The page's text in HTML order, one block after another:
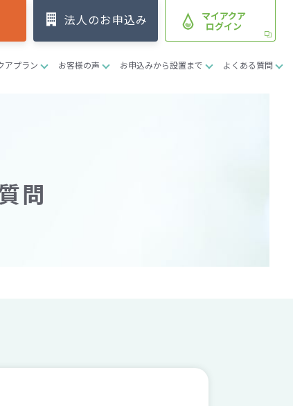
法人のお申込み マイアクア
ログイン
アプラン お客様の声 お申込みから設置まで よくある質問
問